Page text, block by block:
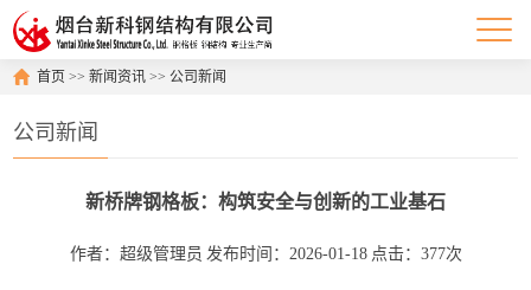
首页 >>新闻资讯 >>公司新闻
公司新闻
新桥牌钢格板：构筑安全与创新的工业基石
作者：超级管理员 发布时间：2026-01-18 点击：377次